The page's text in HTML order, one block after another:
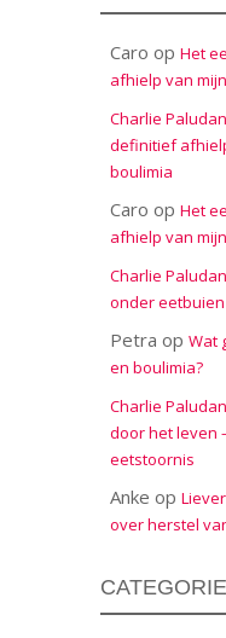
Caro op Het
afhielp van
Charlie
definitief
boulimia
Caro op Het
afhielp van
Charlie
onder
Petra op Wat
en boulimia?
Charlie
door het leven
eetstoornis
Anke op
over herstel